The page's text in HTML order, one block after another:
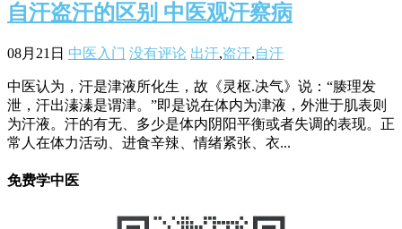
自汗盗汗的区别 中医观汗察病
08月21日 中医入门 没有评论 出汗,盗汗,自汗
中医认为，汗是津液所化生，故《灵枢.决气》说：“腠理发
泄，汗出溱溱是谓津。”即是说在体内为津液，外泄于肌表则
为汗液。汗的有无、多少是体内阴阳平衡或者失调的表现。正
常人在体力活动、进食辛辣、情绪紧张、衣...
免费学中医